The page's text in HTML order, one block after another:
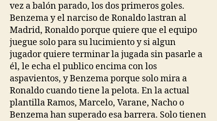
vez a balón parado, los dos primeros goles.
Benzema y el narciso de Ronaldo lastran al
Madrid, Ronaldo porque quiere que el equipo
juegue solo para su lucimiento y si algun
jugador quiere terminar la jugada sin pasarle a
él, le echa el publico encima con los
aspavientos, y Benzema porque solo mira a
Ronaldo cuando tiene la pelota. En la actual
plantilla Ramos, Marcelo, Varane, Nacho o
Benzema han superado esa barrera. Solo tienen